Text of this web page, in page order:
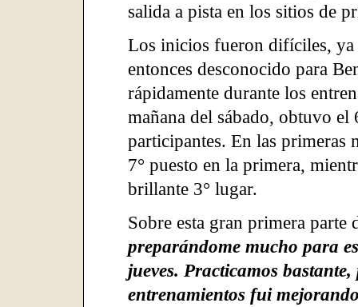
salida a pista en los sitios de
Los inicios fueron difíciles, ya
entonces desconocido para
rápidamente durante los
mañana del sábado, obtuvo
participantes. En las primeras
7° puesto en la primera,
brillante 3° lugar.
Sobre esta gran primera
preparándome mucho para
jueves. Practicamos
entrenamientos fui